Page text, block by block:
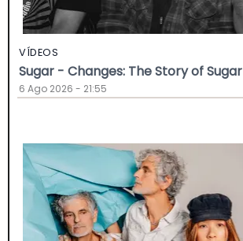
VÍDEOS
Sugar - Changes: The Story of Sugar
6 Ago 2026 - 21:55